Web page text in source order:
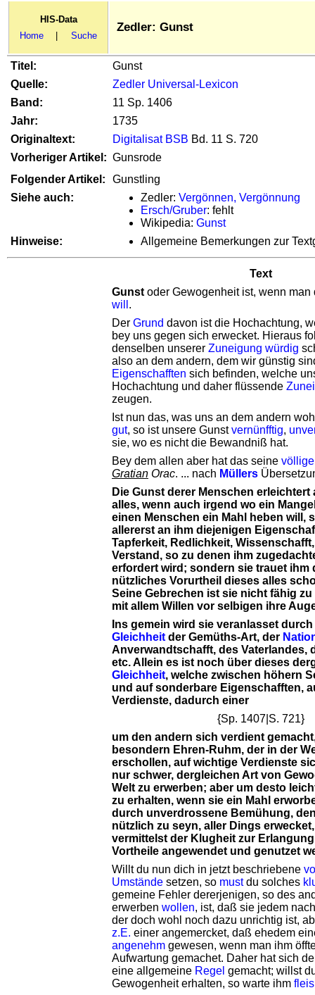
HIS-Data
Home
Suche
Zedler: Gunst
Titel:
Gunst
Quelle:
Zedler Universal-Lexicon
Band:
11 Sp. 1406
Jahr:
1735
Originaltext:
Digitalisat BSB Bd. 11 S. 720
Vorheriger Artikel: Gunsrode
Folgender Artikel:
Gunstling
Siehe auch:
Zedler: Vergönnen, Vergönnung
Ersch/Gruber: fehlt
Wikipedia: Gunst
Hinweise:
Allgemeine Bemerkungen zur
Text
Gunst oder Gewogenheit ist, wenn man
will .
Der Grund davon ist die Hochachtung,
bey uns gegen sich erwecket. Hieraus
denselben unserer Zuneigung würdig
also an dem andern, dem wir günstig
Eigenschafften sich befinden, welche
Hochachtung und daher flüssende
zeugen.
Ist nun das, was uns an dem andern
gut, so ist unsere Gunstvernünfftig,
sie, wo es nicht die Bewandniß hat.
Bey dem allen aber hat das seine völlige
Gratian Orac. ... nach Müllers
Die Gunst derer Menschen erleichtert
alles, wenn auch irgend wo ein
einen Menschen ein Mahl heben will,
allererst an ihm diejenigen
Tapferkeit, Redlichkeit,
Verstand, so zu denen ihm
erfordert wird; sondern sie trauet ihm
nützliches Vorurtheil dieses alles
Seine Gebrechen ist sie nicht fähig zu
mit allem Willen vor selbigen ihre
Ins gemein wird sie veranlasset
Gleichheit der Gemüths-Art, der
Anverwandtschafft, des Vaterlandes,
etc. Allein es ist noch über dieses
Gleichheit, welche zwischen höhern
und auf sonderbare Eigenschafften,
Verdienste, dadurch einer
{Sp. 1407|S. 721}
um den andern sich verdient
besondern Ehren-Ruhm, der in der
erschollen, auf wichtige Verdienste
nur schwer, dergleichen Art von
Welt zu erwerben; aber um desto
zu erhalten, wenn sie ein Mahl
durch unverdrossene Bemühung,
nützlich zu seyn, aller Dings
vermittelst der Klugheit zur
Vortheile angewendet und genutzet
Willt du nun dich in jetzt beschriebene
Umstände setzen, so mustdu solches
gemeine Fehler dererjenigen, so des
erwerben wollen, ist, daß sie jedem
der doch wohl noch dazu unrichtig ist,
z.E. einer angemercket, daß ehedem
angenehm gewesen, wenn man ihm
Aufwartung gemachet. Daher hat sich
eine allgemeine Regel gemacht; willst
Gewogenheit erhalten, so warte ihm